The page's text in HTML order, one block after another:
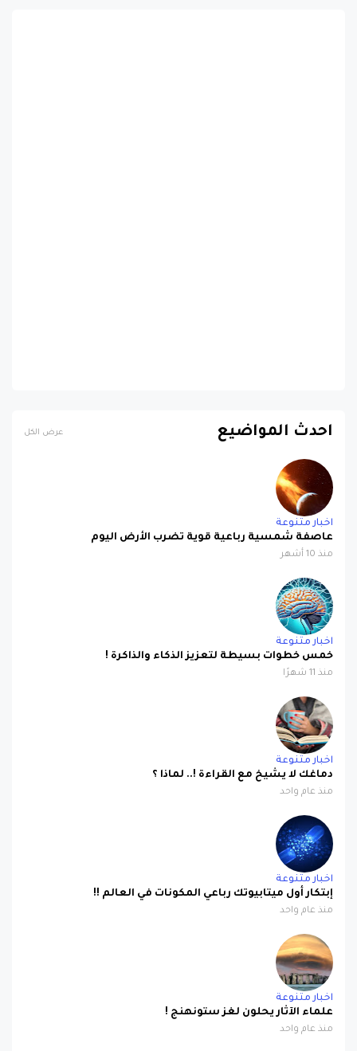
احدث المواضيع عرض الكل
اخبار متنوعة
عاصفة شمسية رباعية قوية تضرب الأرض اليوم
منذ 10 أشهر
اخبار متنوعة
خمس خطوات بسيطة لتعزيز الذكاء والذاكرة !
منذ 11 شهرًا
اخبار متنوعة
دماغك لا يشيخ مع القراءة !.. لماذا ؟
منذ عام واحد
اخبار متنوعة
إبتكار أول ميتابيوتك رباعي المكونات في العالم !!
منذ عام واحد
اخبار متنوعة
علماء الآثار يحلون لغز ستونهنج !
منذ عام واحد